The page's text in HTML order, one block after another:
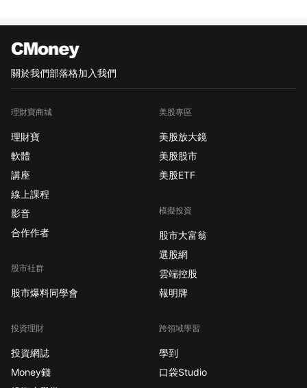
關於我們部落格加入我們
理財寶商城
理財寶
軟體
講座
線上課程
影音
合作作者
股市社群
股市爆料同學會
投資理財
投資網誌
Money錢
美股專區
美股放大鏡
美股股市
美股ETF
模擬投資
股市大富翁
選股網
雲端控股
報明牌
跨領域學習
學到
口袋Studio